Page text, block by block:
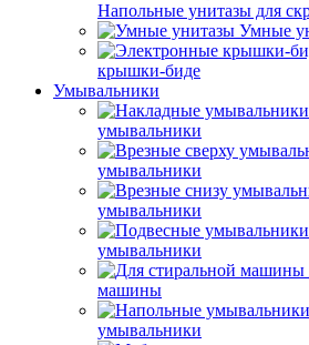
Напольные унитазы для
Умные
крышки-биде
Умывальники
умывальники
умывальники
умывальники
умывальники
машины
умывальники